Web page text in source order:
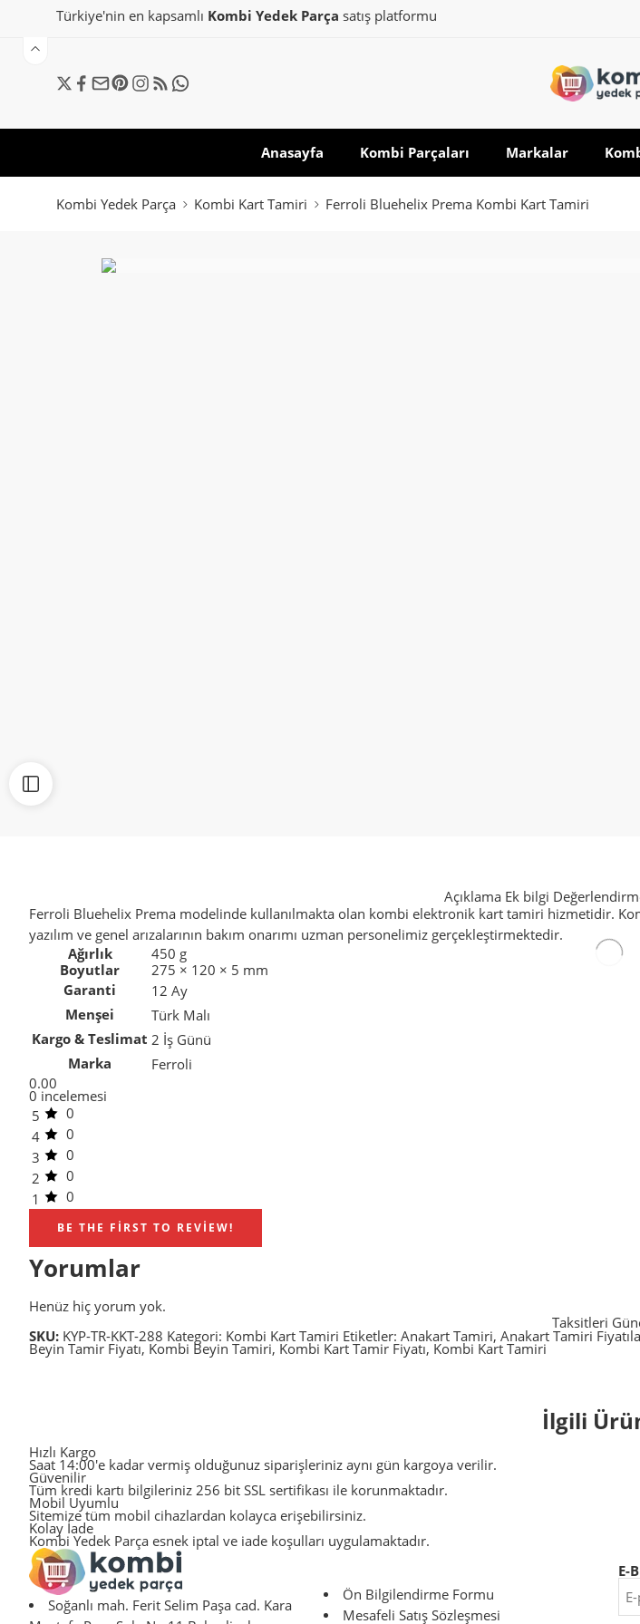
Türkiye'nin en kapsamlı Kombi Yedek Parça satış platformu
Anasayfa Kombi Parçaları Markalar
Kombi Yedek Parça Kombi Kart Tamiri Ferroli Bluehelix Prema Kombi Kart Tamiri
Açıklama Ek bilgi
Ferroli Bluehelix Prema modelinde kullanılmakta olan kombi elektronik kart tamiri hizmetidir.
yazılım ve genel arızalarının bakım onarımı uzman personelimiz gerçekleştirmektedir.
Ağırlık
450 g
Boyutlar
275 × 120 × 5 mm
Garanti
12 Ay
Menşei
Türk Malı
Kargo & Teslimat 2 İş Günü
Marka
Ferroli
0.00
0 incelemesi
5
0
4
0
3
0
2
0
1
0
BE THE FIRST TO REVIEW!
Yorumlar
Henüz hiç yorum yok.
Taksitleri
SKU: KYP-TR-KKT-288 Kategori: Kombi Kart Tamiri Etiketler: Anakart Tamiri, Anakart Tamiri
Beyin Tamir Fiyatı, Kombi Beyin Tamiri, Kombi Kart Tamir Fiyatı, Kombi Kart Tamiri
İlgili
Hızlı Kargo
Saat 14:00'e kadar vermiş olduğunuz siparişleriniz aynı gün kargoya verilir.
Güvenilir
Tüm kredi kartı bilgileriniz 256 bit SSL sertifikası ile korunmaktadır.
Mobil Uyumlu
Sitemize tüm mobil cihazlardan kolayca erişebilirsiniz.
Kolay İade
Kombi Yedek Parça esnek iptal ve iade koşulları uygulamaktadır.
Soğanlı mah. Ferit Selim Paşa cad. Kara
Ön Bilgilendirme Formu
Mesafeli Satış Sözleşmesi
E-